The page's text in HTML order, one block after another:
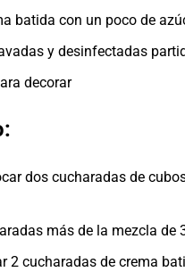
batida con un poco de
y desinfectadas
decorar
dos cucharadas de
más de la mezcla de
2 cucharadas de crema